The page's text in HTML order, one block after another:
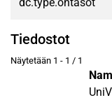
Tiedostot
Näytetään 1 - 1 / 1